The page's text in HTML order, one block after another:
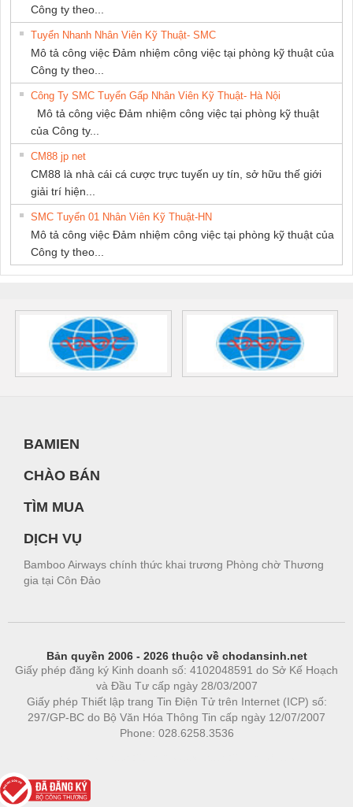
Công ty theo...
Tuyển Nhanh Nhân Viên Kỹ Thuật- SMC
Mô tả công việc Đảm nhiệm công việc tại phòng kỹ thuật của
Công ty theo...
Công Ty SMC Tuyển Gấp Nhân Viên Kỹ Thuật- Hà Nội
Mô tả công việc Đảm nhiệm công việc tại phòng kỹ thuật
của Công ty...
CM88 jp net
CM88 là nhà cái cá cược trực tuyến uy tín, sở hữu thế giới
giải trí hiện...
SMC Tuyển 01 Nhân Viên Kỹ Thuật-HN
Mô tả công việc Đảm nhiệm công việc tại phòng kỹ thuật của
Công ty theo...
BAMIEN
CHÀO BÁN
TÌM MUA
DỊCH VỤ
Bamboo Airways chính thức khai trương Phòng chờ Thương
gia tại Côn Đảo
Bản quyền 2006 - 2026 thuộc về chodansinh.net
Giấy phép đăng ký Kinh doanh số: 4102048591 do Sở Kế Hoạch
và Đầu Tư cấp ngày 28/03/2007
Giấy phép Thiết lập trang Tin Điện Tử trên Internet (ICP) số:
297/GP-BC do Bộ Văn Hóa Thông Tin cấp ngày 12/07/2007
Phone: 028.6258.3536